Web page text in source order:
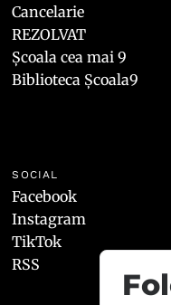
Cancelarie
REZOLVAT
Școala cea mai 9
Biblioteca Școala9
SOCIAL
Facebook
Instagram
TikTok
RSS